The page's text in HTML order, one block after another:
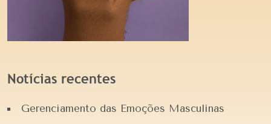
Notícias recentes
Gerenciamento das Emoções Masculinas